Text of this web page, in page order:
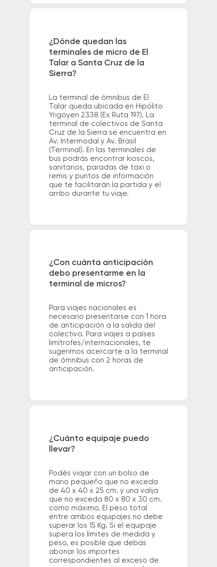
¿Dónde quedan las
terminales de micro de El
Talar a Santa Cruz de la
Sierra?
La terminal de ómnibus de El
Talar queda ubicada en Hipólito
Yrigoyen 2338 (Ex Ruta 197). La
terminal de colectivos de Santa
Cruz de la Sierra se encuentra en
Av. Intermodal y Av. Brasil
(Terminal). En las terminales de
bus podrás encontrar kioscos,
sanitarios, paradas de taxi o
remis y puntos de información
que te facilitarán la partida y el
arribo durante tu viaje.
¿Con cuánta anticipación
debo presentarme en la
terminal de micros?
Para viajes nacionales es
necesario presentarse con 1 hora
de anticipación a la salida del
colectivo. Para viajes a países
limítrofes/internacionales, te
sugerimos acercarte a la terminal
de ómnibus con 2 horas de
anticipación.
¿Cuánto equipaje puedo
llevar?
Podés viajar con un bolso de
mano pequeño que no exceda
de 40 x 40 x 25 cm. y una valija
que no exceda 80 x 80 x 30 cm.
como máximo. El peso total
entre ambos equipajes no debe
superar los 15 Kg. Si el equipaje
supera los límites de medida y
peso, es posible que debas
abonar los importes
correspondientes al exceso de